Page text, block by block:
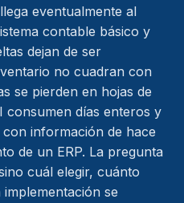
eventualmente al
contable básico y
dejan de ser
no cuadran con
se pierden en hojas de
consumen días enteros y
información de hace
de un ERP. La pregunta
cuál elegir, cuánto
se